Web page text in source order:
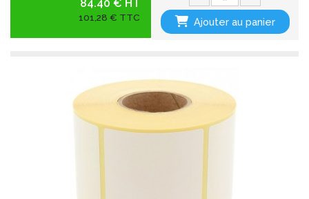
84.40 € HT
101,28 € TTC Ajouter au panier